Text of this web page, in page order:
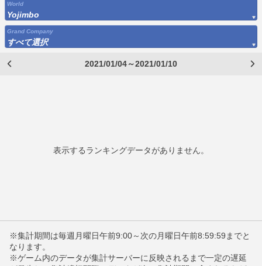
World
Yojimbo
Grand Company
すべて選択
2021/01/04～2021/01/10
表示するランキングデータがありません。
※集計期間は毎週月曜日午前9:00～次の月曜日午前8:59:59までと
なります。
※ゲーム内のデータが集計サーバーに反映されるまで一定の遅延